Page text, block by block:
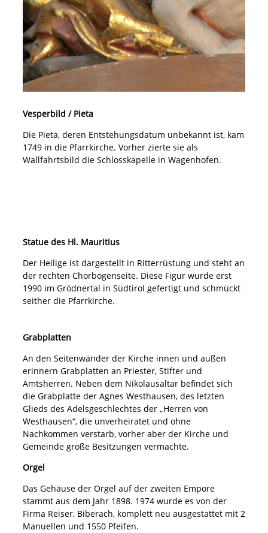
Vesperbild / Pieta
Die Pieta, deren Entstehungsdatum unbekannt ist, kam
1749 in die Pfarrkirche. Vorher zierte sie als
Wallfahrtsbild die Schlosskapelle in Wagenhofen.
Statue des Hl. Mauritius
Der Heilige ist dargestellt in Ritterrüstung und steht an
der rechten Chorbogenseite. Diese Figur wurde erst
1990 im Grödnertal in Südtirol gefertigt und schmückt
seither die Pfarrkirche.
Grabplatten
An den Seitenwänder der Kirche innen und außen
erinnern Grabplatten an Priester, Stifter und
Amtsherren. Neben dem Nikolausaltar befindet sich
die Grabplatte der Agnes Westhausen, des letzten
Glieds des Adelsgeschlechtes der „Herren von
Westhausen“, die unverheiratet und ohne
Nachkommen verstarb, vorher aber der Kirche und
Gemeinde große Besitzungen vermachte.
Orgel
Das Gehäuse der Orgel auf der zweiten Empore
stammt aus dem Jahr 1898. 1974 wurde es von der
Firma Reiser, Biberach, komplett neu ausgestattet mit 2
Manuellen und 1550 Pfeifen.